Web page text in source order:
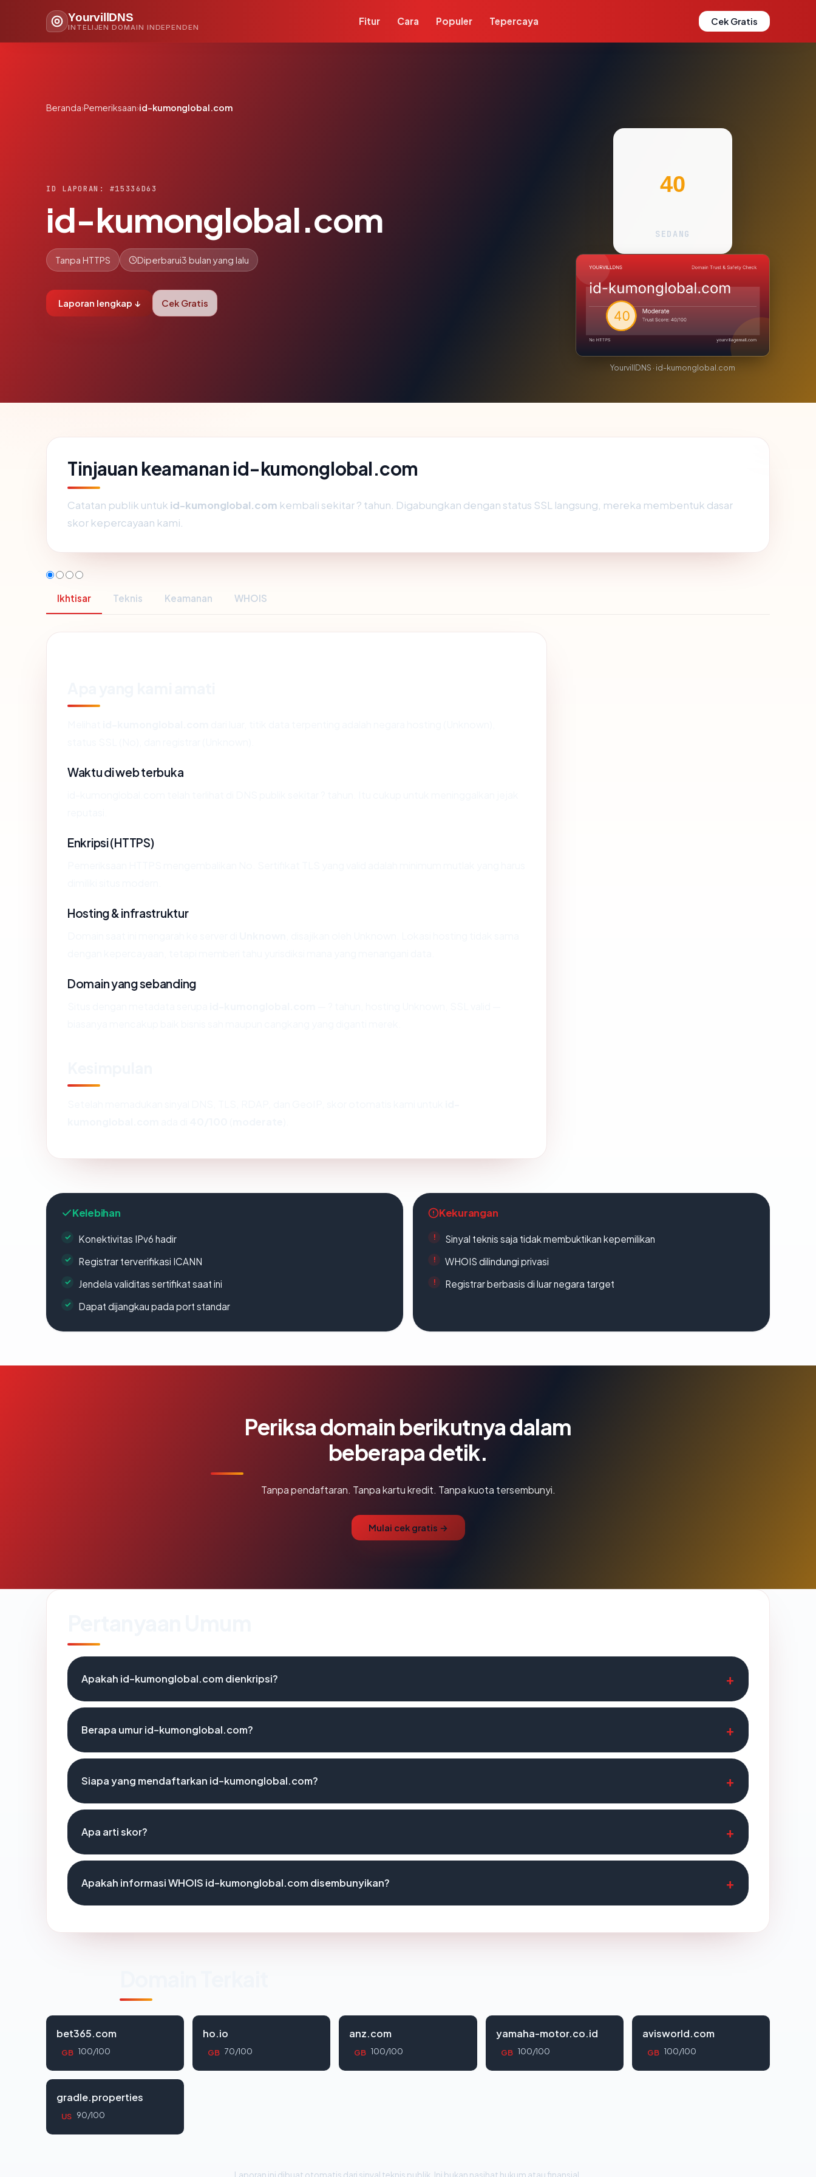
YourvillDNS
INTELIJEN DOMAIN INDEPENDEN
Fitur Cara Populer Tepercaya Cek Gratis
Beranda›Pemeriksaan›id-kumonglobal.com
ID LAPORAN: #15336D63
id-kumonglobal.com
Tanpa HTTPS Diperbarui3 bulan yang lalu
Laporan lengkap ↓ Cek Gratis
40
SEDANG
YourvillDNS · id-kumonglobal.com
Tinjauan keamanan id-kumonglobal.com
Catatan publik untuk id-kumonglobal.com kembali sekitar ? tahun. Digabungkan dengan status SSL langsung, mereka membentuk dasar
skor kepercayaan kami.
Ikhtisar Teknis Keamanan WHOIS
Waktu di web terbuka
Enkripsi (HTTPS)
Hosting & infrastruktur
Domain yang sebanding
Kelebihan
Konektivitas IPv6 hadir
Registrar terverifikasi ICANN
Jendela validitas sertifikat saat ini
Dapat dijangkau pada port standar
Kekurangan
Sinyal teknis saja tidak membuktikan kepemilikan
WHOIS dilindungi privasi
Registrar berbasis di luar negara target
Periksa domain berikutnya dalam
beberapa detik.
Tanpa pendaftaran. Tanpa kartu kredit. Tanpa kuota tersembunyi.
Mulai cek gratis →
Apakah id-kumonglobal.com dienkripsi?
Berapa umur id-kumonglobal.com?
Siapa yang mendaftarkan id-kumonglobal.com?
Apa arti skor?
Apakah informasi WHOIS id-kumonglobal.com disembunyikan?
bet365.com
GB 100/100
ho.io
GB 70/100
anz.com
GB 100/100
yamaha-motor.co.id
GB 100/100
avisworld.com
GB 100/100
gradle.properties
US 90/100
Laporan ini dibuat otomatis dari sinyal teknis publik. Ini bukan nasihat hukum atau finansial.